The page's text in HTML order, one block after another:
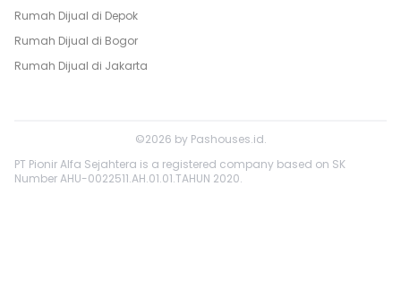
Rumah Dijual di Depok
Rumah Dijual di Bogor
Rumah Dijual di Jakarta
©2026 by Pashouses.id.
PT Pionir Alfa Sejahtera is a registered company based on SK
Number AHU-0022511.AH.01.01.TAHUN 2020.